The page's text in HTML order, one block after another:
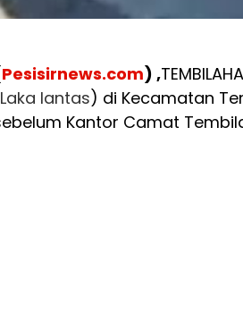
Pesisirnews.com) ,
Laka lantas) di Kecamatan
Kantor Camat